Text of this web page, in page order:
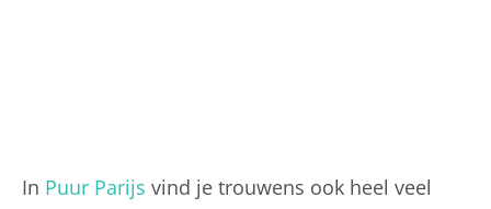
In Puur Parijs vind je trouwens ook heel veel